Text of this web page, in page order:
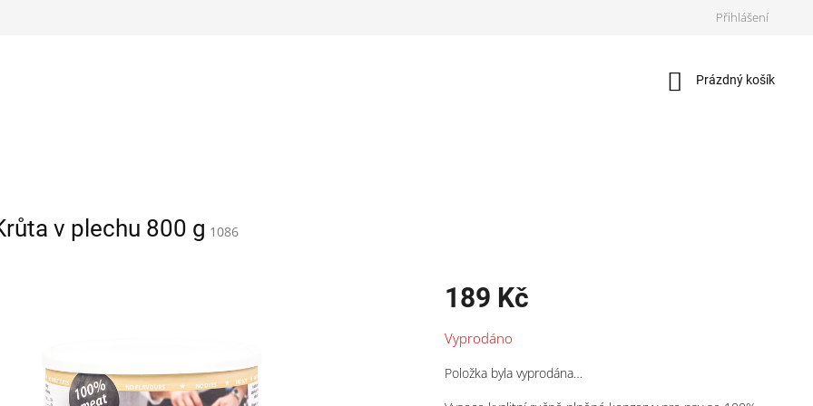
Přihlášení
Nákupní
Prázdný košík
v plechu 800 g 1086
189 Kč
cena:
Vyprodáno
Položka byla vyprodána…